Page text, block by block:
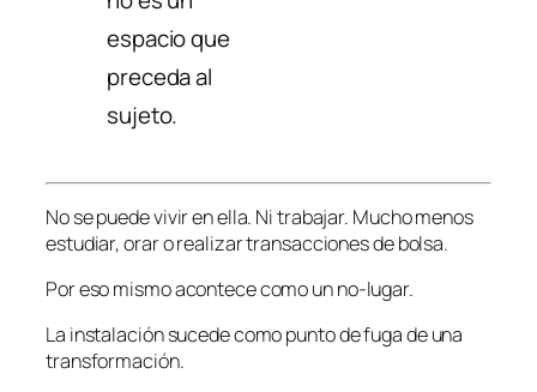
espacio que
preceda al
sujeto.
No se puede vivir en ella. Ni trabajar. Mucho menos
estudiar, orar o realizar transacciones de bolsa.
Por eso mismo acontece como un no-lugar.
La instalación sucede como punto de fuga de una
transformación.